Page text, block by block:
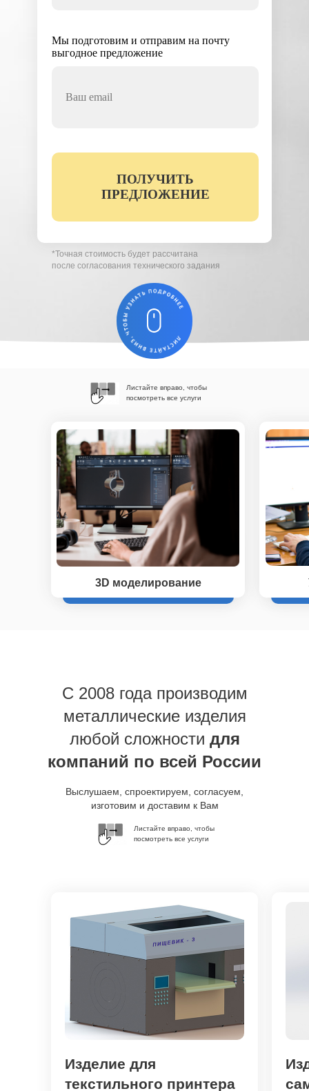
*Точная стоимость будет рассчитана
после согласования технического задания
Вы соглашаетесь с условиями обработки
персональных данных (ознакомиться)
Мы подготовим и отправим на почту
выгодное предложение
ПОЛУЧИТЬ
ПРЕДЛОЖЕНИЕ
3D моделирование
Листайте вправо, чтобы
посмотреть все услуги
C 2008 года производим
металлические изделия
любой сложности для
компаний по всей России
Выслушаем, спроектируем, согласуем,
изготовим и доставим к Вам
Листайте вправо, чтобы
посмотреть все услуги
Изделие для
текстильного принтера